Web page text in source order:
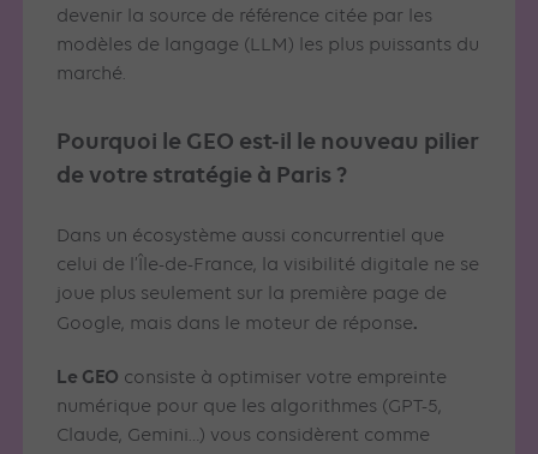
devenir la source de référence citée par les
modèles de langage (LLM) les plus puissants du
marché.
Pourquoi le GEO est-il le nouveau pilier
de votre stratégie à Paris ?
Dans un écosystème aussi concurrentiel que
celui de l’Île-de-France, la visibilité digitale ne se
joue plus seulement sur la première page de
Google, mais dans le moteur de réponse.
Le GEO consiste à optimiser votre empreinte
numérique pour que les algorithmes (GPT-5,
Claude, Gemini…) vous considèrent comme